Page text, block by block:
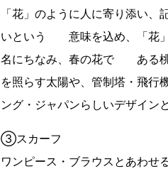
「花」のように人に寄り添い
いという 意味を込め、「花」
名にちなみ、春の花で ある桃
を照らす太陽や、管制塔・飛行
ング・ジャパンらしいデザイン
③スカーフ
ワンピース・ブラウスとあわせ